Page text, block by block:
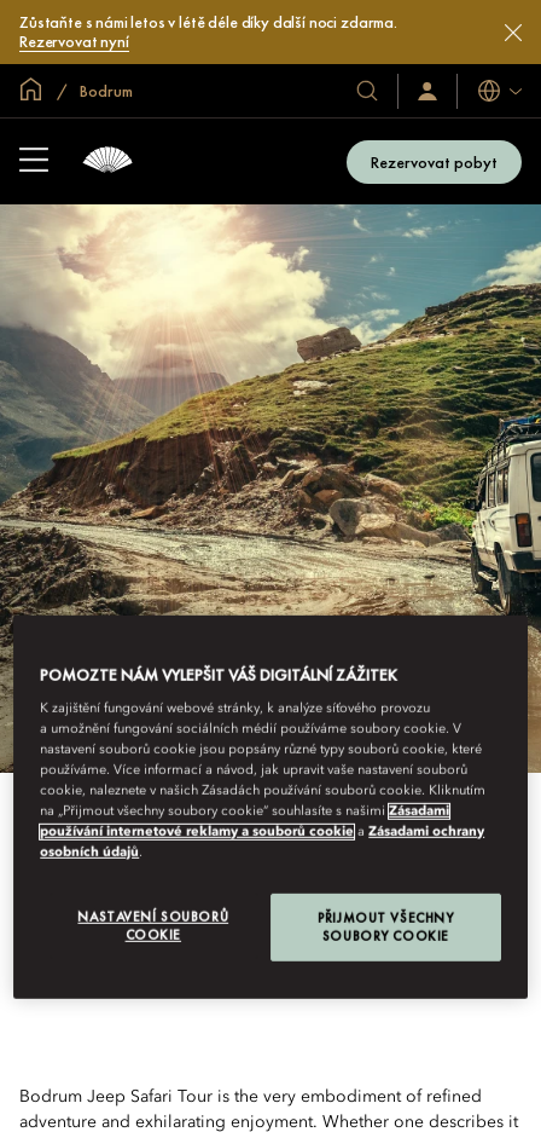
Zůstaňte s námi letos v létě déle díky další noci zdarma.
Rezervovat nyní
Domovská stránka
Bodrum
Naše
hotely
a
resorty
Přihlaste
se
se
Jazyky
Rezervovat pobyt
View All
BODRUM SAFARI JEEP
Bodrum Jeep Safari Tour is the very embodiment of refined
adventure and exhilarating enjoyment. Whether one describes it
POMOZTE NÁM VYLEPŠIT VÁŠ DIGITÁLNÍ ZÁŽITEK
K zajištění fungování webové stránky, k analýze síťového provozu
a umožnění fungování sociálních médií používáme soubory cookie. V
nastavení souborů cookie jsou popsány různé typy souborů cookie, které
používáme. Více informací a návod, jak upravit vaše nastavení souborů
cookie, naleznete v našich Zásadách používání souborů cookie. Kliknutím
na „Přijmout všechny soubory cookie“ souhlasíte s našimiZásadami
používání internetové reklamy a souborů cookie aZásadami ochrany
osobních údajů.
NASTAVENÍ SOUBORŮ
COOKIE
PŘIJMOUT VŠECHNY
SOUBORY COOKIE